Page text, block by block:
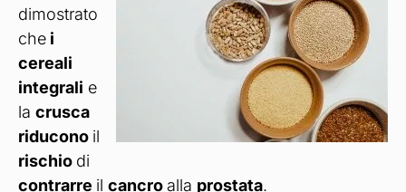
dimostrato
che i
cereali
integrali e
la crusca
riducono il
rischio di
contrarre il cancroalla prostata.